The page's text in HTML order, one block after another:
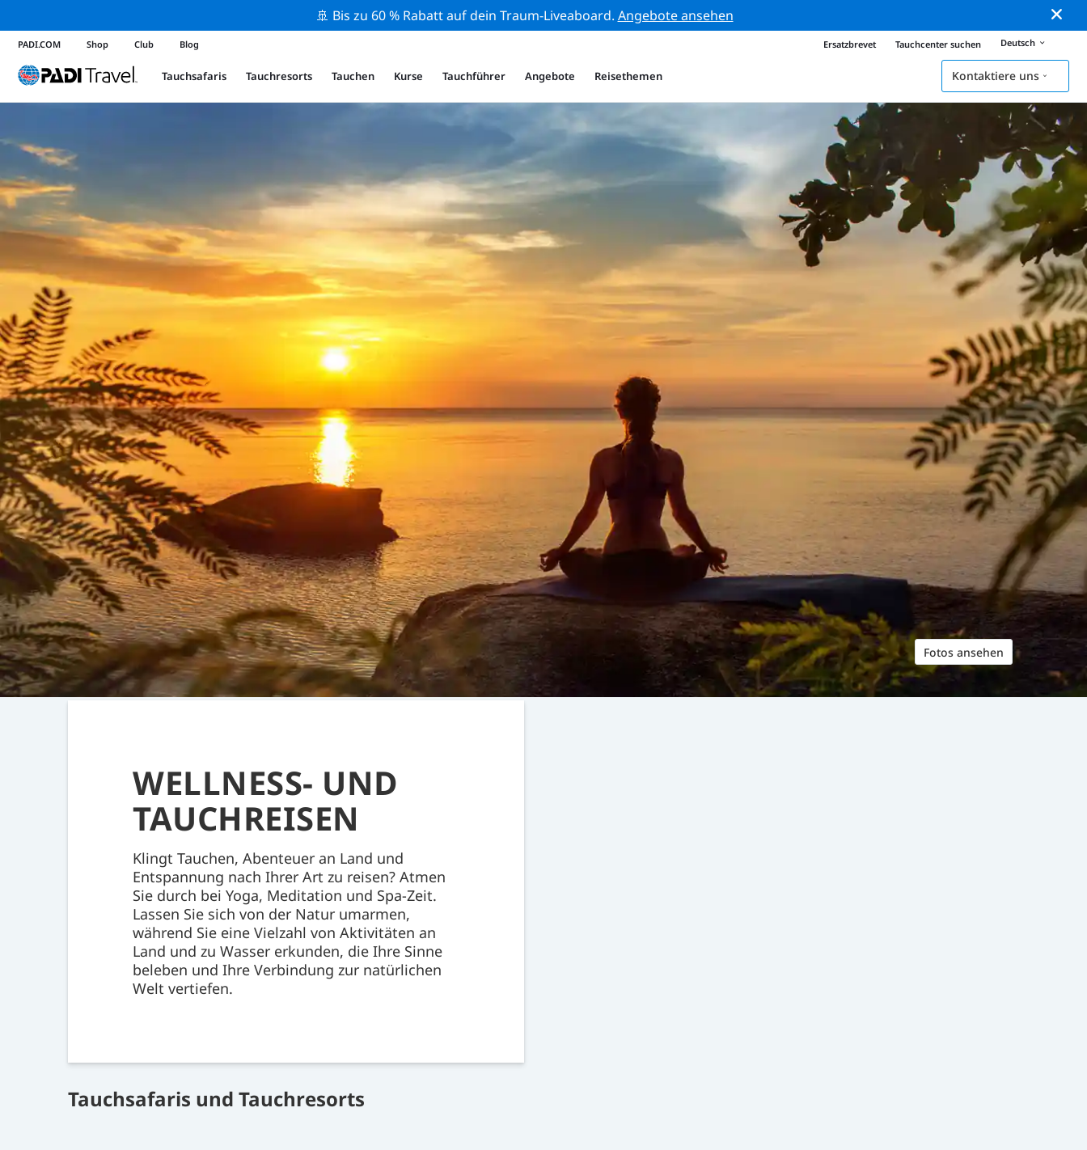
🚢 Bis zu 60 % Rabatt auf dein Traum-Liveaboard. Angebote ansehen
PADI.COM Shop Club Blog Ersatzbrevet Tauchcenter suchen Deutsch
Tauchsafaris Tauchresorts Tauchen Kurse Tauchführer Angebote Reisethemen Kontaktiere uns
Fotos ansehen
WELLNESS- UND
TAUCHREISEN
Klingt Tauchen, Abenteuer an Land und
Entspannung nach Ihrer Art zu reisen? Atmen
Sie durch bei Yoga, Meditation und Spa-Zeit.
Lassen Sie sich von der Natur umarmen,
während Sie eine Vielzahl von Aktivitäten an
Land und zu Wasser erkunden, die Ihre Sinne
beleben und Ihre Verbindung zur natürlichen
Welt vertiefen.
Tauchsafaris und Tauchresorts